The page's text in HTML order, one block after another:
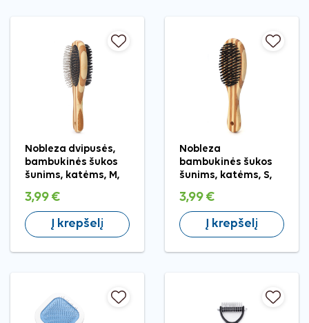
Nobleza dvipusės,
bambukinės šukos
šunims, katėms, M,
3,99 €
Į krepšelį
Nobleza
bambukinės šukos
šunims, katėms, S,
3,99 €
Į krepšelį